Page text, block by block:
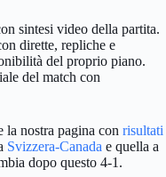
sintesi video della partita.
dirette, repliche e
del proprio piano.
del match con
la nostra pagina con risultati
Svizzera-Canada e quella a
dopo questo 4-1.